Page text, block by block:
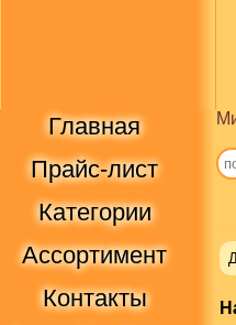
Главная
Прайс-лист
Категории
Ассортимент
Контакты